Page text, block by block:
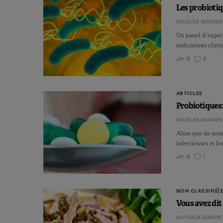
Les
NICOLAS
Un panel
indications
0
0
ARTICLES
NICOLAS
Alors que de
infectieuses et
0
1
NON
Vous avez
NATHALIE